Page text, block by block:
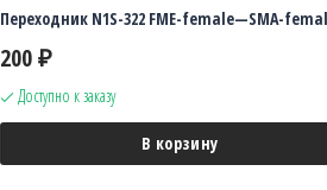
Переходник N1S-322 FME-female—SMA-
200 ₽
Доступно к заказу
В корзину